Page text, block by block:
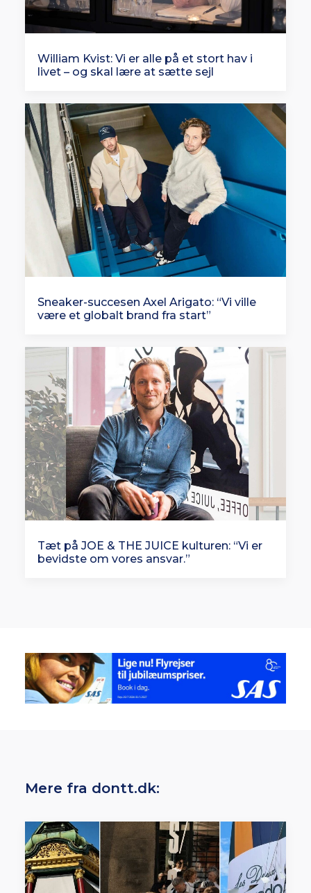
William Kvist: Vi er alle på et stort hav i
livet – og skal lære at sætte sejl
Sneaker-succesen Axel Arigato: “Vi ville
være et globalt brand fra start”
Tæt på JOE & THE JUICE kulturen: “Vi er
bevidste om vores ansvar.”
Mere fra dontt.dk: